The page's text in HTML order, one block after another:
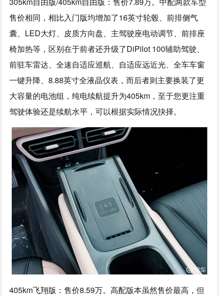
售价相同，相比入门版均增加了16英寸轮毂、前排侧气
囊、LED大灯、皮质方向盘、主驾驶座电动调节、前排座
椅加热等，区别在于前者还升级了DiPilot 100辅助驾驶、
前驻车雷达、全速自适应巡航、自适应远近光、全车车窗
一键升降、8.88英寸全液晶仪表，而后者则主要换装了更
大容量的电池组，纯电续航提升为405km，至于您更注重
驾驶体验还是续航水平，可以根据实际情况抉择。
405km飞翔版：售价8.59万。高配版本虽然售价最高，但